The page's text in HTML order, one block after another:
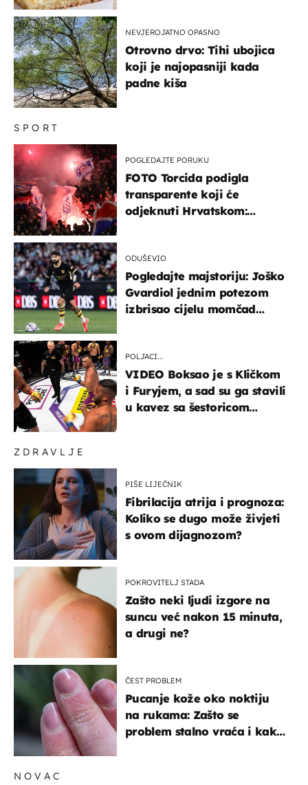
ZDRAVLJE
PIŠE LIJEČNIK
Fibrilacija atrija i prognoza:
Koliko se dugo može živjeti
s ovom dijagnozom?
POKROVITELJ STADA
Zašto neki ljudi izgore na
suncu već nakon 15 minuta,
a drugi ne?
ČEST PROBLEM
Pucanje kože oko noktiju
na rukama: Zašto se
problem stalno vraća i kako
SPORT
POGLEDAJTE PORUKU
FOTO Torcida podigla
transparente koji će
odjeknuti Hrvatskom:
ODUŠEVIO
Pogledajte majstoriju: Joško
Gvardiol jednim potezom
izbrisao cijelu momčad
POLJACI...
VIDEO Boksao je s Kličkom
i Furyjem, a sad su ga stavili
u kavez sa šestoricom
NEVJEROJATNO OPASNO
Otrovno drvo: Tihi ubojica
koji je najopasniji kada
padne kiša
NOVAC